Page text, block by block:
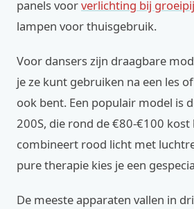
panels voorverlichting bij
lampen voor thuisgebruik.
Voor dansers zijn draagbare
je ze kunt gebruiken na een les
ook bent. Een populair model is
200S, die rond de €80-€100 kost
combineert rood licht met
pure therapie kies je een
De meeste apparaten vallen in